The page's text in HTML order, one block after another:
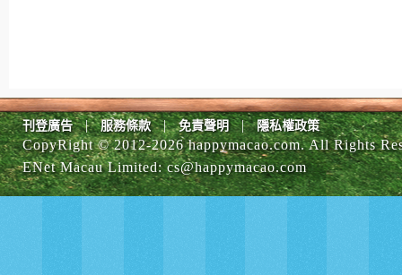
刊登廣告 | 服務條款 | 免責聲明 | 隱私權政策
CopyRight © 2012-2026 happymacao.com. All Rights
ENet Macau Limited:cs@happymacao.com